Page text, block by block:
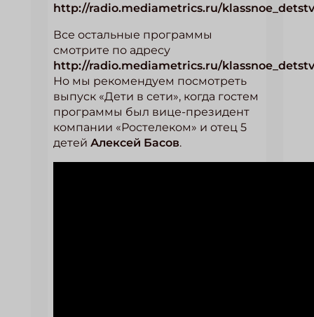
http://radio.mediametrics.ru/
Все остальные программы
смотрите по адресу
http://radio.mediametrics.ru/
Но мы рекомендуем посмотреть
выпуск «Дети в сети», когда гостем
программы был вице-президент
компании «Ростелеком» и отец 5
детей Алексей Басов.